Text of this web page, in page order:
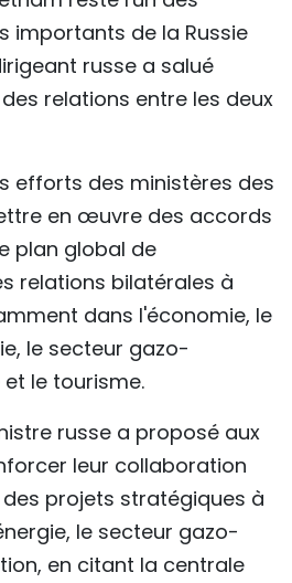
importants de la Russie
russe a salué
relations entre les deux
efforts des ministères des
en œuvre des accords
plan global de
relations bilatérales à
dans l'économie, le
le secteur gazo-
le tourisme.
russe a proposé aux
leur collaboration
projets stratégiques à
le secteur gazo-
en citant la centrale